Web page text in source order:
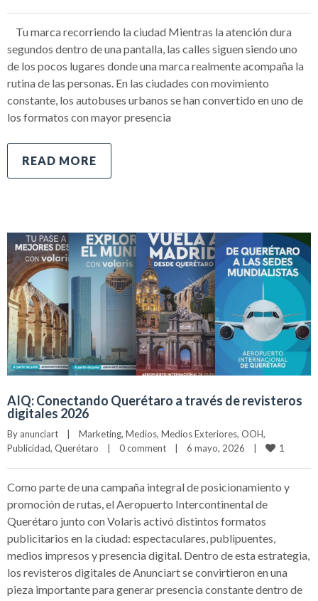
Tu marca recorriendo la ciudad Mientras la atención dura
segundos dentro de una pantalla, las calles siguen siendo uno
de los pocos lugares donde una marca realmente acompaña la
rutina de las personas. En las ciudades con movimiento
constante, los autobuses urbanos se han convertido en uno de
los formatos con mayor presencia
READ MORE
AIQ: Conectando Querétaro a través de revisteros
digitales 2026
By anunciart Marketing, Medios, Medios Exteriores, OOH
Publicidad, Querétaro 0 comment 6 mayo, 2026 1
Como parte de una campaña integral de posicionamiento y
promoción de rutas, el Aeropuerto Intercontinental de
Querétaro junto con Volaris activó distintos formatos
publicitarios en la ciudad: espectaculares, publipuentes,
medios impresos y presencia digital. Dentro de esta estrategia,
los revisteros digitales de Anunciart se convirtieron en una
pieza importante para generar presencia constante dentro de